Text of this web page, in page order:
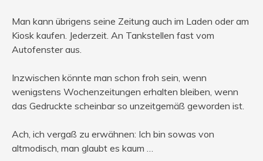
Man kann übrigens seine Zeitung auch im Laden oder am
Kiosk kaufen. Jederzeit. An Tankstellen fast vom
Autofenster aus.
Inzwischen könnte man schon froh sein, wenn
wenigstens Wochenzeitungen erhalten bleiben, wenn
das Gedruckte scheinbar so unzeitgemäß geworden ist.
Ach, ich vergaß zu erwähnen: Ich bin sowas von
altmodisch, man glaubt es kaum …